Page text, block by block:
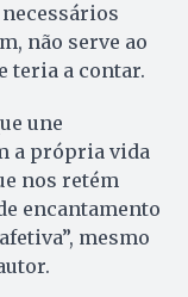
não serve ao
teria a contar.
une
a própria vida
nos retém
encantamento
mesmo